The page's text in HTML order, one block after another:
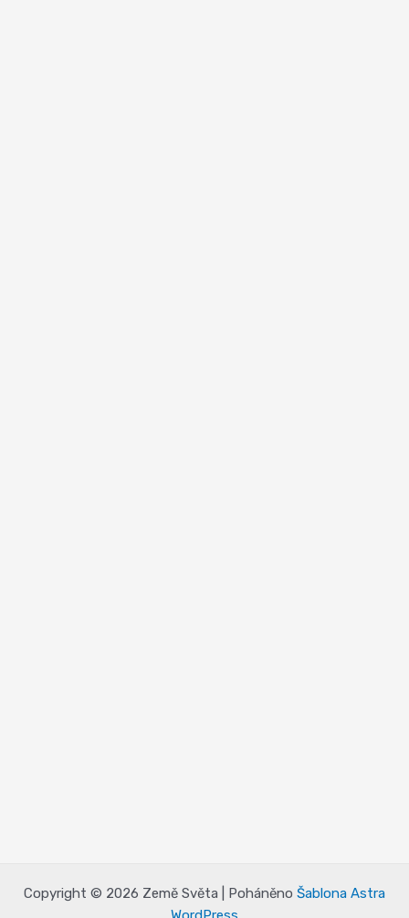
Copyright © 2026 Země Světa | Poháněno Šablona Astra